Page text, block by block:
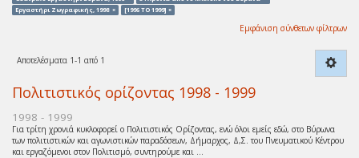
Εργαστήρι Ζωγραφικής, 1998 ×
[1996 TO 1999] ×
Εμφάνιση σύνθετων φίλτρων
Αποτελέσματα 1-1 από 1
Πολιτιστικός ορίζοντας 1998 - 1999
1998 - 1999
Για τρίτη χρονιά κυκλοφορεί ο Πολιτιστικός Ορίζοντας, ενώ όλοι εμείς εδώ, στο Βύρωνα
των πολιτιστικών και αγωνιστικών παραδόσεων, Δήμαρχος, Δ,Σ. του Πνευματικού Κέντρου
και εργαζόμενοι στον Πολιτισμό, συντηρούμε και ...